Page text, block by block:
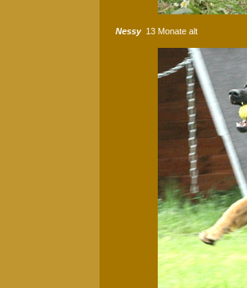
Nessy13 Monate alt